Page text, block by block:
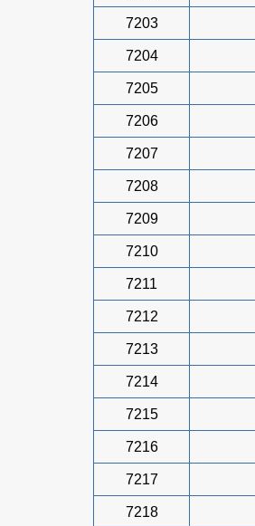
7203
7204
7205
7206
7207
7208
7209
7210
7211
7212
7213
7214
7215
7216
7217
7218